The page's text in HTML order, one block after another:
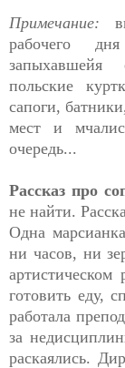
Примечание:
рабочего
польские
сапоги,
мест и
очередь...
Рассказ про
не найти.
Одна
ни часов, ни
готовить еду,
работала
за
раскаялись.